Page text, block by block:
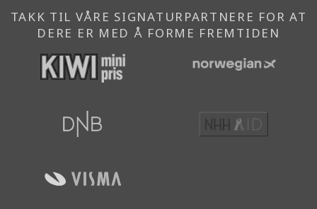
TAKK TIL VÅRE SIGNATURPARTNERE FOR AT
DERE ER MED Å FORME FREMTIDEN